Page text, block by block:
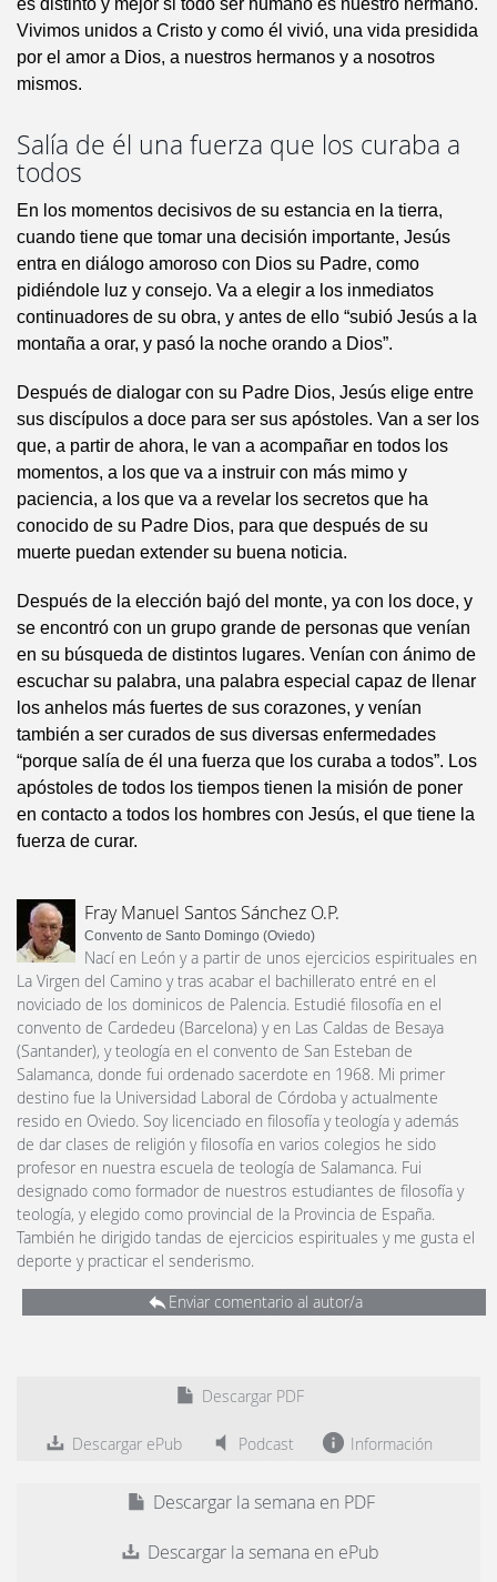
es distinto y mejor si todo ser humano es nuestro hermano.
Vivimos unidos a Cristo y como él vivió, una vida presidida
por el amor a Dios, a nuestros hermanos y a nosotros
mismos.
Salía de él una fuerza que los curaba a
todos
En los momentos decisivos de su estancia en la tierra,
cuando tiene que tomar una decisión importante, Jesús
entra en diálogo amoroso con Dios su Padre, como
pidiéndole luz y consejo. Va a elegir a los inmediatos
continuadores de su obra, y antes de ello “subió Jesús a la
montaña a orar, y pasó la noche orando a Dios”.
Después de dialogar con su Padre Dios, Jesús elige entre
sus discípulos a doce para ser sus apóstoles. Van a ser los
que, a partir de ahora, le van a acompañar en todos los
momentos, a los que va a instruir con más mimo y
paciencia, a los que va a revelar los secretos que ha
conocido de su Padre Dios, para que después de su
muerte puedan extender su buena noticia.
Después de la elección bajó del monte, ya con los doce, y
se encontró con un grupo grande de personas que venían
en su búsqueda de distintos lugares. Venían con ánimo de
escuchar su palabra, una palabra especial capaz de llenar
los anhelos más fuertes de sus corazones, y venían
también a ser curados de sus diversas enfermedades
“porque salía de él una fuerza que los curaba a todos”. Los
apóstoles de todos los tiempos tienen la misión de poner
en contacto a todos los hombres con Jesús, el que tiene la
fuerza de curar.
Fray Manuel Santos Sánchez O.P.
Convento de Santo Domingo (Oviedo)
Nací en León y a partir de unos ejercicios espirituales en
La Virgen del Camino y tras acabar el bachillerato entré en el
noviciado de los dominicos de Palencia. Estudié filosofía en el
convento de Cardedeu (Barcelona) y en Las Caldas de Besaya
(Santander), y teología en el convento de San Esteban de
Salamanca, donde fui ordenado sacerdote en 1968. Mi primer
destino fue la Universidad Laboral de Córdoba y actualmente
resido en Oviedo. Soy licenciado en filosofía y teología y además
de dar clases de religión y filosofía en varios colegios he sido
profesor en nuestra escuela de teología de Salamanca. Fui
designado como formador de nuestros estudiantes de filosofía y
teología, y elegido como provincial de la Provincia de España.
También he dirigido tandas de ejercicios espirituales y me gusta el
deporte y practicar el senderismo.
Enviar comentario al autor/a
Descargar PDF
Descargar ePub Podcast Información
Descargar la semana en PDF
Descargar la semana en ePub